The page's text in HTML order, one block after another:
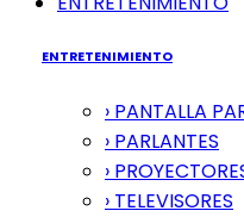
ENTRETENIMIENTO
› PANTALLA
› PARLANTES
›
› TELEVISORES